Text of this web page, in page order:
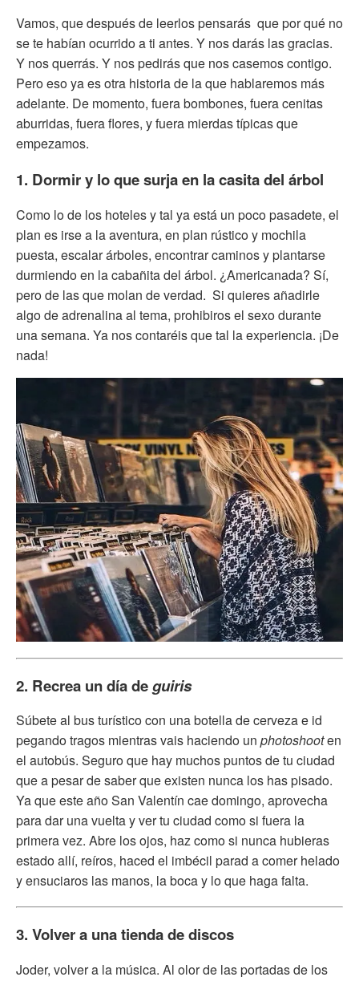
Vamos, que después de leerlos pensarás que por qué no
se te habían ocurrido a ti antes. Y nos darás las gracias.
Y nos querrás. Y nos pedirás que nos casemos contigo.
Pero eso ya es otra historia de la que hablaremos más
adelante. De momento, fuera bombones, fuera cenitas
aburridas, fuera flores, y fuera mierdas típicas que
empezamos.
1. Dormir y lo que surja en la casita del árbol
Como lo de los hoteles y tal ya está un poco pasadete, el
plan es irse a la aventura, en plan rústico y mochila
puesta, escalar árboles, encontrar caminos y plantarse
durmiendo en la cabañita del árbol. ¿Americanada? Sí,
pero de las que molan de verdad. Si quieres añadirle
algo de adrenalina al tema, prohibiros el sexo durante
una semana. Ya nos contaréis que tal la experiencia. ¡De
nada!
2. Recrea un día deguiris
Súbete al bus turístico con una botella de cerveza e id
pegando tragos mientras vais haciendo un photoshooten
el autobús. Seguro que hay muchos puntos de tu ciudad
que a pesar de saber que existen nunca los has pisado.
Ya que este año San Valentín cae domingo, aprovecha
para dar una vuelta y ver tu ciudad como si fuera la
primera vez. Abre los ojos, haz como si nunca hubieras
estado allí, reíros, haced el imbécil parad a comer helado
y ensuciaros las manos, la boca y lo que haga falta.
3. Volver a una tienda de discos
Joder, volver a la música. Al olor de las portadas de los